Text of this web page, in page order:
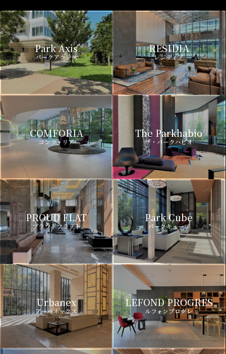
Park Axis
パークアクシス
RESIDIA
レジディア
COMFORIA
コンフォリア
The Parkhabio
ザ・パークハビオ
PROUD FLAT
プラウドフラット
Park Cube
パークキューブ
Urbanex
アーバネックス
LEFOND PROGRES
ルフォンプログレ